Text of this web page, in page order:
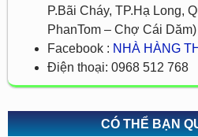
P.Bãi Cháy, TP.Hạ Long,
PhanTom – Chợ Cái Dăm)
Facebook : NHÀ HÀNG
Điện thoại: 0968 512 768
CÓ THỂ BẠN